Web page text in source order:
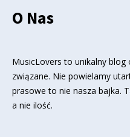
O Nas
MusicLovers to unikalny
związane. Nie powielamy
prasowe to nie nasza bajka.
a nie ilość.